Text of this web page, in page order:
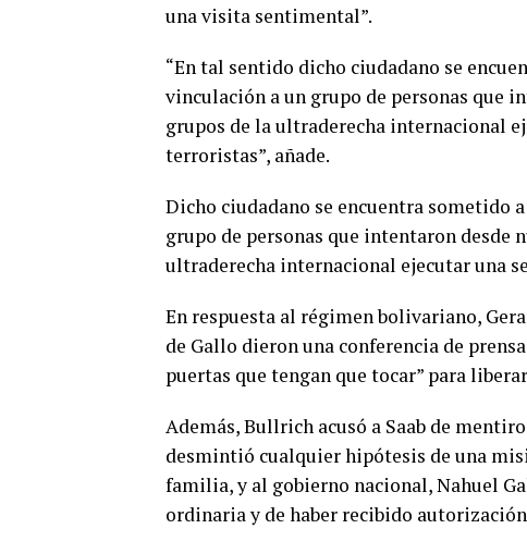
una visita sentimental”.
“En tal sentido dicho ciudadano se
vinculación a un grupo de personas que
grupos de la ultraderecha internacional
terroristas”, añade.
Dicho ciudadano se encuentra sometido
grupo de personas que intentaron
ultraderecha internacional ejecutar una
En respuesta al régimen bolivariano,
de Gallo dieron una conferencia de
puertas que tengan que tocar” para
Además, Bullrich acusó a Saab de
desmintió cualquier hipótesis de una
familia, y al gobierno nacional, Nahuel
ordinaria y de haber recibido